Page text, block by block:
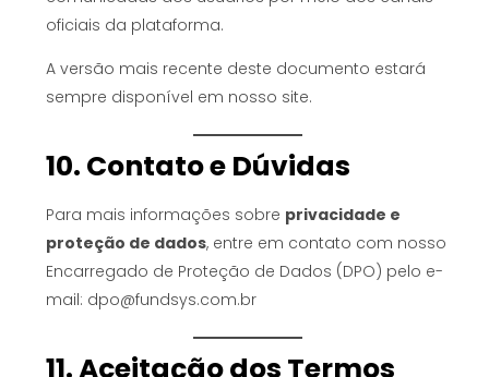
oficiais da plataforma.
A versão mais recente deste documento estará
sempre disponível em nosso site.
10. Contato e Dúvidas
Para mais informações sobre privacidade e
proteção de dados, entre em contato com nosso
Encarregado de Proteção de Dados (DPO) pelo e-
mail: dpo@fundsys.com.br
11. Aceitação dos Termos